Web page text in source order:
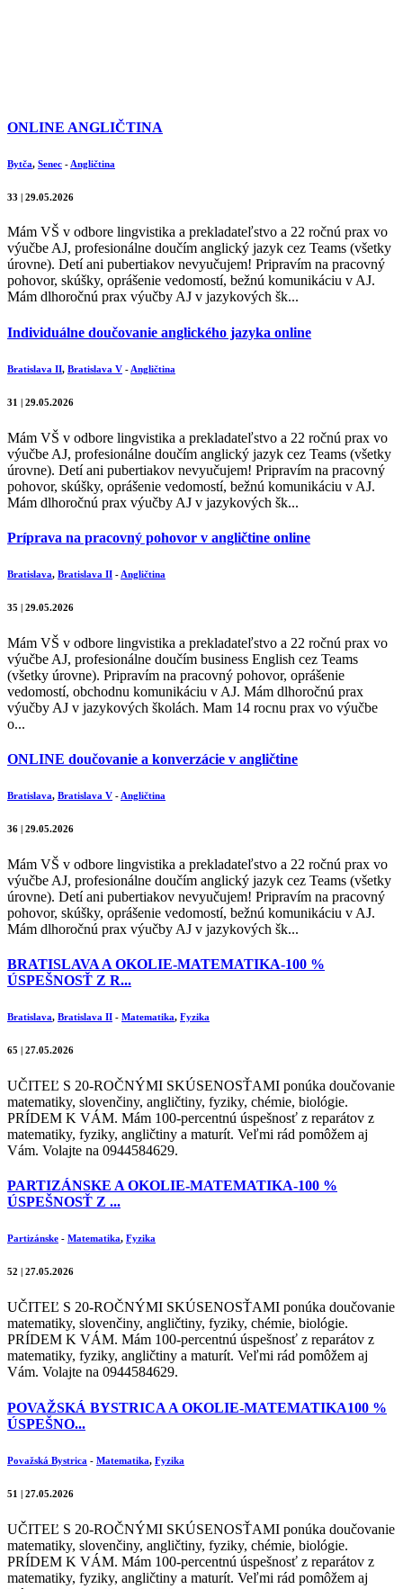
ONLINE ANGLIČTINA
Bytča, Senec - Angličtina
33 | 29.05.2026
Mám VŠ v odbore lingvistika a prekladateľstvo a 22 ročnú prax vo
výučbe AJ, profesionálne doučím anglický jazyk cez Teams (všetky
úrovne). Detí ani pubertiakov nevyučujem! Pripravím na pracovný
pohovor, skúšky, oprášenie vedomostí, bežnú komunikáciu v AJ.
Mám dlhoročnú prax výučby AJ v jazykových šk...
Individuálne doučovanie anglického jazyka online
Bratislava II, Bratislava V - Angličtina
31 | 29.05.2026
Mám VŠ v odbore lingvistika a prekladateľstvo a 22 ročnú prax vo
výučbe AJ, profesionálne doučím anglický jazyk cez Teams (všetky
úrovne). Detí ani pubertiakov nevyučujem! Pripravím na pracovný
pohovor, skúšky, oprášenie vedomostí, bežnú komunikáciu v AJ.
Mám dlhoročnú prax výučby AJ v jazykových šk...
Príprava na pracovný pohovor v angličtine online
Bratislava, Bratislava II - Angličtina
35 | 29.05.2026
Mám VŠ v odbore lingvistika a prekladateľstvo a 22 ročnú prax vo
výučbe AJ, profesionálne doučím business English cez Teams
(všetky úrovne). Pripravím na pracovný pohovor, oprášenie
vedomostí, obchodnu komunikáciu v AJ. Mám dlhoročnú prax
výučby AJ v jazykových školách. Mam 14 rocnu prax vo výučbe
o...
ONLINE doučovanie a konverzácie v angličtine
Bratislava, Bratislava V - Angličtina
36 | 29.05.2026
Mám VŠ v odbore lingvistika a prekladateľstvo a 22 ročnú prax vo
výučbe AJ, profesionálne doučím anglický jazyk cez Teams (všetky
úrovne). Detí ani pubertiakov nevyučujem! Pripravím na pracovný
pohovor, skúšky, oprášenie vedomostí, bežnú komunikáciu v AJ.
Mám dlhoročnú prax výučby AJ v jazykových šk...
BRATISLAVA A OKOLIE-MATEMATIKA-100 %
ÚSPEŠNOSŤ Z R...
Bratislava, Bratislava II - Matematika, Fyzika
65 | 27.05.2026
UČITEĽ S 20-ROČNÝMI SKÚSENOSŤAMI ponúka doučovanie
matematiky, slovenčiny, angličtiny, fyziky, chémie, biológie.
PRÍDEM K VÁM. Mám 100-percentnú úspešnosť z reparátov z
matematiky, fyziky, angličtiny a maturít. Veľmi rád pomôžem aj
Vám. Volajte na 0944584629.
PARTIZÁNSKE A OKOLIE-MATEMATIKA-100 %
ÚSPEŠNOSŤ Z ...
Partizánske - Matematika, Fyzika
52 | 27.05.2026
UČITEĽ S 20-ROČNÝMI SKÚSENOSŤAMI ponúka doučovanie
matematiky, slovenčiny, angličtiny, fyziky, chémie, biológie.
PRÍDEM K VÁM. Mám 100-percentnú úspešnosť z reparátov z
matematiky, fyziky, angličtiny a maturít. Veľmi rád pomôžem aj
Vám. Volajte na 0944584629.
POVAŽSKÁ BYSTRICA A OKOLIE-MATEMATIKA100 %
ÚSPEŠNO...
Považská Bystrica - Matematika, Fyzika
51 | 27.05.2026
UČITEĽ S 20-ROČNÝMI SKÚSENOSŤAMI ponúka doučovanie
matematiky, slovenčiny, angličtiny, fyziky, chémie, biológie.
PRÍDEM K VÁM. Mám 100-percentnú úspešnosť z reparátov z
matematiky, fyziky, angličtiny a maturít. Veľmi rád pomôžem aj